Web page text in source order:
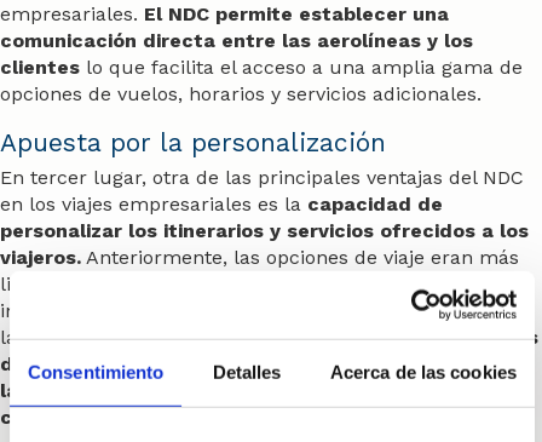
Consentimiento Detalles Acerca de las cookies
empresariales. El NDC permite establecer una
comunicación directa entre las aerolíneas y los
clientes lo que facilita el acceso a una amplia gama de
opciones de vuelos, horarios y servicios adicionales.
Apuesta por la personalización
En tercer lugar, otra de las principales ventajas del NDC
en los viajes empresariales es la capacidad de
personalizar los itinerarios y servicios ofrecidos a los
viajeros. Anteriormente, las opciones de viaje eran más
limitadas, lo que dificultaba satisfacer las necesidades
individuales de los empleados que viajaban por motivos
laborales.Con el NDC, las aerolíneas y los proveedores
de servicios pueden adaptar los paquetes de viaje a
las preferencias específicas de cada viajero
corporativo.